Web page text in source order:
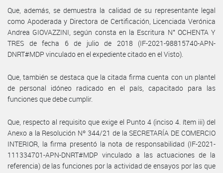
Que, además, se demuestra la calidad de su representante legal
como Apoderada y Directora de Certificación, Licenciada Verónica
Andrea GIOVAZZINI, según consta en la Escritura N° OCHENTA Y
TRES de fecha 6 de julio de 2018 (IF-2021-98815740-APN-
DNRT#MDP vinculado en el expediente citado en el Visto).
Que, también se destaca que la citada firma cuenta con un plantel
de personal idóneo radicado en el país, capacitado para las
funciones que debe cumplir.
Que, respecto al requisito que exige el Punto 4 (inciso 4. ítem iii) del
Anexo a la Resolución Nº 344/21 de la SECRETARÍA DE COMERCIO
INTERIOR, la firma presentó la nota de responsabilidad (IF-2021-
111334701-APN-DNRT#MDP vinculado a las actuaciones de la
referencia) de las funciones por la actividad de ensayos por las que